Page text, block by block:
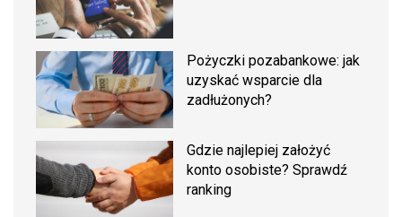
Pożyczki pozabankowe: jak
uzyskać wsparcie dla
zadłużonych?
Gdzie najlepiej założyć
konto osobiste? Sprawdź
ranking